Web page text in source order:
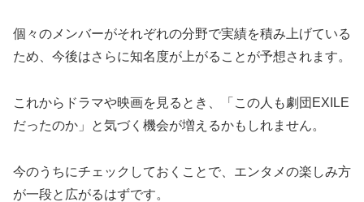
個々のメンバーがそれぞれの分野で実績を積み上げている
ため、今後はさらに知名度が上がることが予想されます。
これからドラマや映画を見るとき、「この人も劇団EXILE
だったのか」と気づく機会が増えるかもしれません。
今のうちにチェックしておくことで、エンタメの楽しみ方
が一段と広がるはずです。